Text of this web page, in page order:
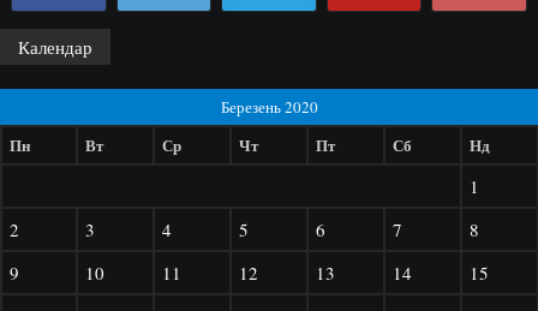
Календар
Березень 2020
Пн Вт Ср Чт Пт Сб Нд
1
2
3 4 5 6 7
8
9
10 11 12 13 14
15